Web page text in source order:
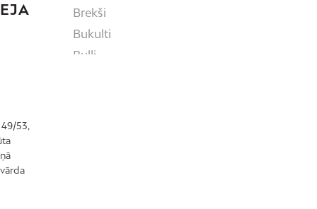
53,
Brekši
Bukulti
Buļļi